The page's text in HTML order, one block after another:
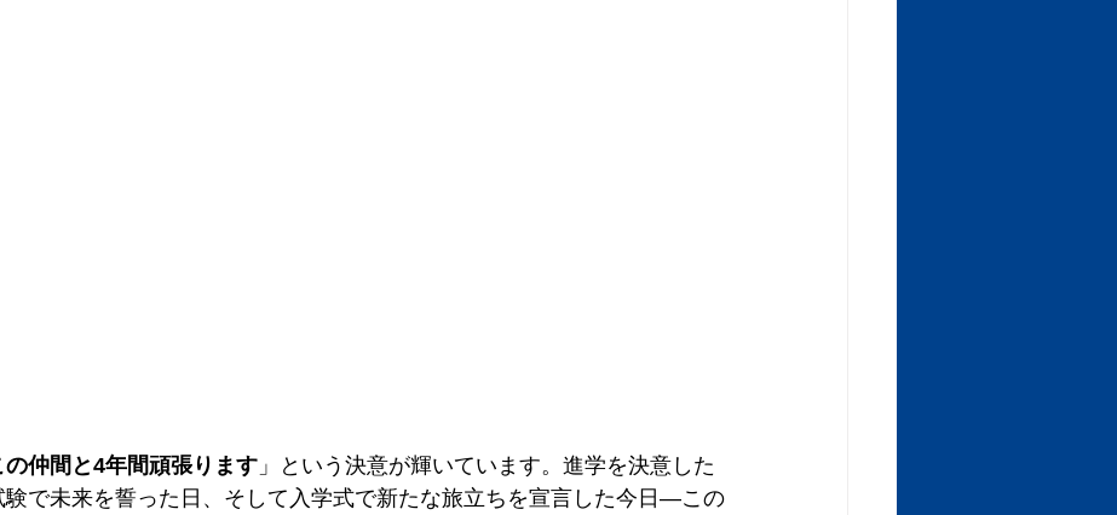
の仲間と4年間頑張ります 」という決意が輝いています。進学を決意した
験で未来を誓った日、そして入学式で新たな旅立ちを宣言した今日—この